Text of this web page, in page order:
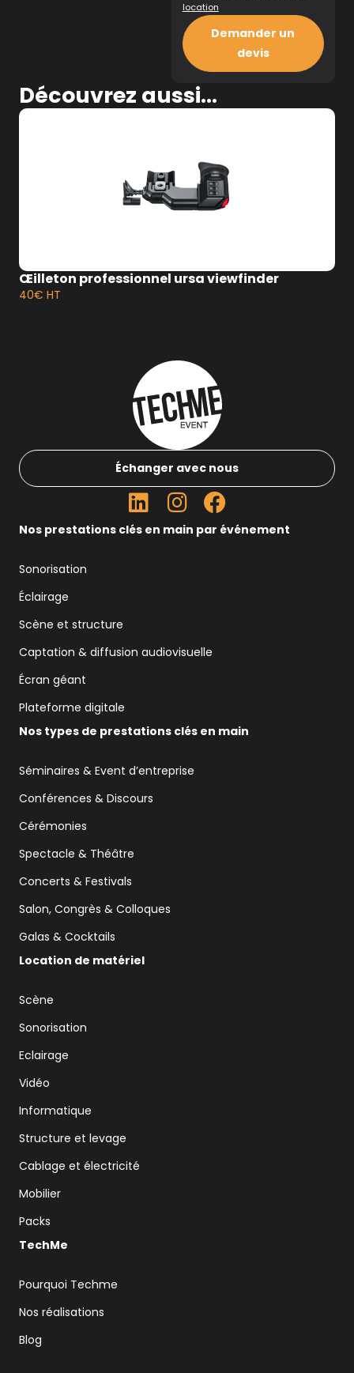
location
Demander un
devis
Découvrez aussi...
Œilleton professionnel ursa viewfinder
40€ HT
Échanger avec nous
Nos prestations clés en main par événement
Sonorisation
Éclairage
Scène et structure
Captation & diffusion audiovisuelle
Écran géant
Plateforme digitale
Nos types de prestations clés en main
Séminaires & Event d’entreprise
Conférences & Discours
Cérémonies
Spectacle & Théâtre
Concerts & Festivals
Salon, Congrès & Colloques
Galas & Cocktails
Location de matériel
Scène
Sonorisation
Eclairage
Vidéo
Informatique
Structure et levage
Cablage et électricité
Mobilier
Packs
TechMe
Pourquoi Techme
Nos réalisations
Blog